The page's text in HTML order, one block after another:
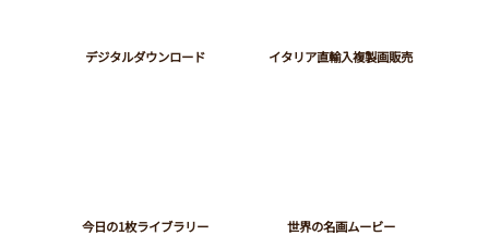
デジタルダウンロード イタリア直輸入複製画販売
今日の1枚ライブラリー 世界の名画ムービー